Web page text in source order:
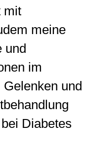
mit
meine
und
im
und
Diabetes